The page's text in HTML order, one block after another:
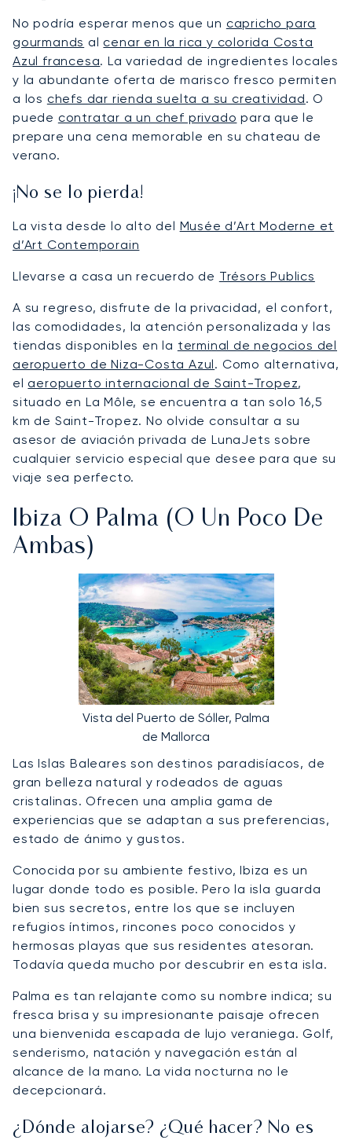
No podría esperar menos que un capricho para
gourmands al cenar en la rica y colorida Costa
Azul francesa. La variedad de ingredientes locales
y la abundante oferta de marisco fresco permiten
a los chefs dar rienda suelta a su creatividad. O
puede contratar a un chef privado para que le
prepare una cena memorable en su chateau de
verano.
¡No se lo pierda!
La vista desde lo alto del Musée d’Art Moderne et
d’Art Contemporain
Llevarse a casa un recuerdo de Trésors Publics
A su regreso, disfrute de la privacidad, el confort,
las comodidades, la atención personalizada y las
tiendas disponibles en la terminal de negocios del
aeropuerto de Niza-Costa Azul. Como alternativa,
el aeropuerto internacional de Saint-Tropez,
situado en La Môle, se encuentra a tan solo 16,5
km de Saint-Tropez. No olvide consultar a su
asesor de aviación privada de LunaJets sobre
cualquier servicio especial que desee para que su
viaje sea perfecto.
Ibiza O Palma (o Un Poco De
Ambas)
Vista del Puerto de Sóller, Palma
de Mallorca
Las Islas Baleares son destinos paradisíacos, de
gran belleza natural y rodeados de aguas
cristalinas. Ofrecen una amplia gama de
experiencias que se adaptan a sus preferencias,
estado de ánimo y gustos.
Conocida por su ambiente festivo, Ibiza es un
lugar donde todo es posible. Pero la isla guarda
bien sus secretos, entre los que se incluyen
refugios íntimos, rincones poco conocidos y
hermosas playas que sus residentes atesoran.
Todavía queda mucho por descubrir en esta isla.
Palma es tan relajante como su nombre indica; su
fresca brisa y su impresionante paisaje ofrecen
una bienvenida escapada de lujo veraniega. Golf,
senderismo, natación y navegación están al
alcance de la mano. La vida nocturna no le
decepcionará.
¿Dónde alojarse? ¿Qué hacer? No es